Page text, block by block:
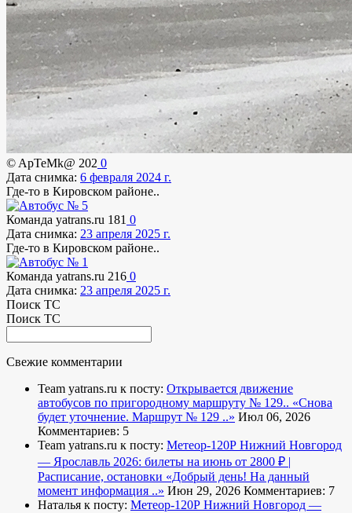
© ApTeMk@ 202 0
Дата снимка: 6 февраля 2024 г.
Где-то в Кировском районе..
Команда yatrans.ru 181 0
Дата снимка: 23 апреля 2025 г.
Где-то в Кировском районе..
Команда yatrans.ru 216 0
Дата снимка: 23 апреля 2025 г.
Поиск ТС
Поиск ТС
Свежие комментарии
Team yatrans.ru к посту: Открывается движение
автобусов по пригородному маршруту № 129.. «Снова
будет уточнение. Маршрут № 129 ..» Июл 06, 2026
Комментариев: 5
Team yatrans.ru к посту: Метеор-120Р Нижний Новгород
— Ярославль 2026: билеты на июнь от 2800 ₽ |
Расписание, остановки «Добрый день! На данный
момент информация ..» Июн 29, 2026 Комментариев: 7
Наталья к посту: Метеор-120Р Нижний Новгород —